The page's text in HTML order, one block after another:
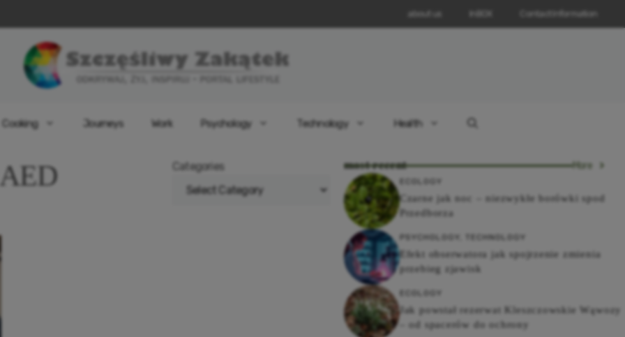
about us Contact Information
Cooking Journeys Work Psychology Technology Health
Categories most recent More
Czarne jak noc – niezwykłe borówki spod
Przedborza
TECHNOLOGY
Efekt obserwatora jak spojrzenie zmienia
przebieg zjawisk
Jak powstał rezerwat Kleszczowskie Wąwozy
– od spacerów do ochrony